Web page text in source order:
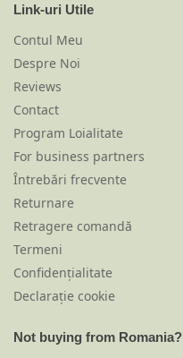
Link-uri Utile
Contul Meu
Despre Noi
Reviews
Contact
Program Loialitate
For business partners
Întrebări frecvente
Returnare
Retragere comandă
Termeni
Confidențialitate
Declarație cookie
Not buying from Romania?